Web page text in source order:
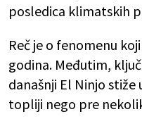
posledica klimatskih
Reč je o fenomenu
godina. Međutim,
današnji El Ninjo stiže
topliji nego pre